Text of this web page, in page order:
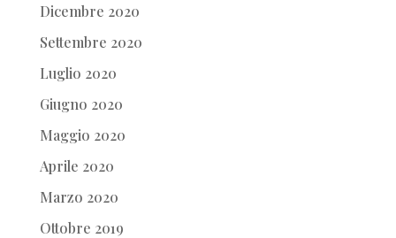
Dicembre 2020
Settembre 2020
Luglio 2020
Giugno 2020
Maggio 2020
Aprile 2020
Marzo 2020
Ottobre 2019